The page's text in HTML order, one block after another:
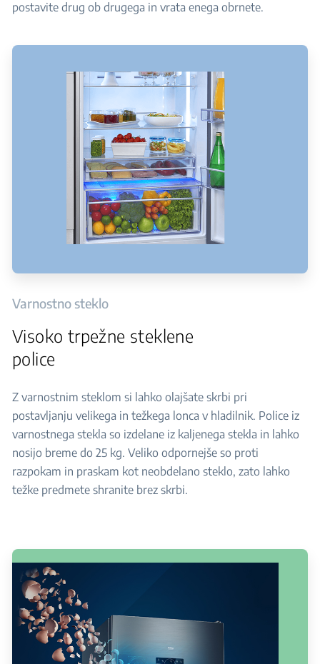
postavite drug ob drugega in vrata enega obrnete.
Varnostno steklo
Visoko trpežne steklene
police
Z varnostnim steklom si lahko olajšate skrbi pri
postavljanju velikega in težkega lonca v hladilnik. Police iz
varnostnega stekla so izdelane iz kaljenega stekla in lahko
nosijo breme do 25 kg. Veliko odpornejše so proti
razpokam in praskam kot neobdelano steklo, zato lahko
težke predmete shranite brez skrbi.